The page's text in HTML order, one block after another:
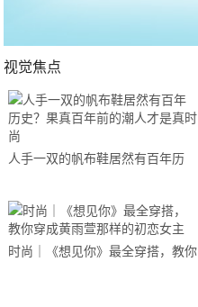
视觉焦点
人手一双的帆布鞋居然有百年历
时尚｜《想见你》最全穿搭，教你